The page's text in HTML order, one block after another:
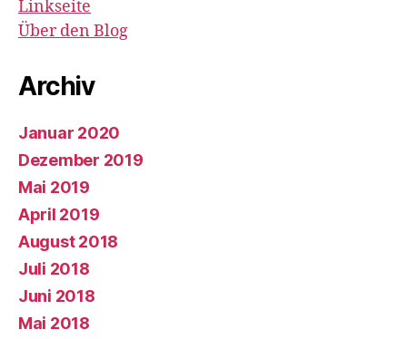
Linkseite
Über den Blog
Archiv
Januar 2020
Dezember 2019
Mai 2019
April 2019
August 2018
Juli 2018
Juni 2018
Mai 2018